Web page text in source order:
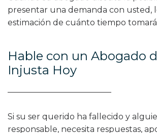
presentar una demanda con usted,
estimación de cuánto tiempo
Hable con un Abogado
Injusta Hoy
Si su ser querido ha fallecido y
responsable, necesita respuestas,